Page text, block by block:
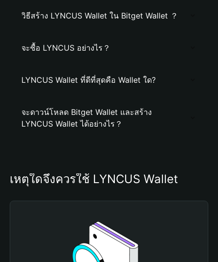
วิธีสร้าง LYNCUS Wallet ใน Bitget Wallet ？
จะซื้อ LYNCUS อย่างไร？
LYNCUS Wallet ที่ดีที่สุดคือ Wallet ใด?
จะดาวน์โหลด Bitget Wallet และสร้าง
LYNCUS Wallet ได้อย่างไร？
เหตุใดจึงควรใช้ LYNCUS Wallet